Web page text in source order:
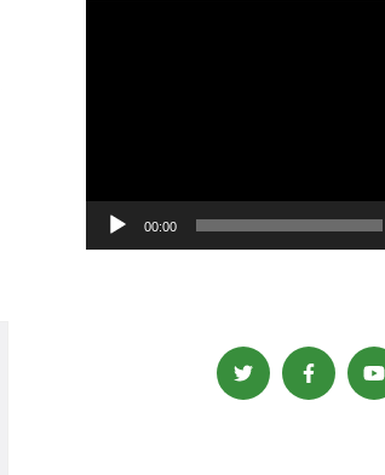
00:00